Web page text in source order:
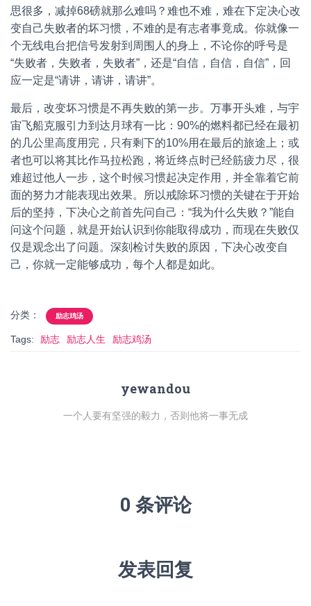
思很多，减掉68磅就那么难吗？难也不难，难在下定决心改
变自己失败者的坏习惯，不难的是有志者事竟成。你就像一
个无线电台把信号发射到周围人的身上，不论你的呼号是
“失败者，失败者，失败者”，还是“自信，自信，自信”，回
应一定是“请讲，请讲，请讲”。
最后，改变坏习惯是不再失败的第一步。万事开头难，与宇
宙飞船克服引力到达月球有一比：90%的燃料都已经在最初
的几公里高度用完，只有剩下的10%用在最后的旅途上；或
者也可以将其比作马拉松跑，将近终点时已经筋疲力尽，很
难超过他人一步，这个时候习惯起决定作用，并全靠着它前
面的努力才能表现出效果。所以戒除坏习惯的关键在于开始
后的坚持，下决心之前首先问自己：“我为什么失败？”能自
问这个问题，就是开始认识到你能取得成功，而现在失败仅
仅是观念出了问题。深刻检讨失败的原因，下决心改变自
己，你就一定能够成功，每个人都是如此。
分类： 励志鸡汤
Tags: 励志 励志人生 励志鸡汤
yewandou
一个人要有坚强的毅力，否则他将一事无成
0 条评论
发表回复